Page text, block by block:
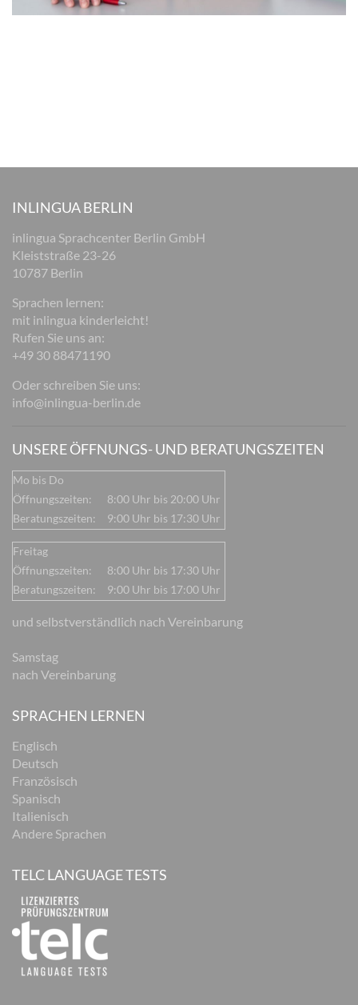
INLINGUA BERLIN
inlingua Sprachcenter Berlin GmbH
Kleiststraße 23-26
10787 Berlin
Sprachen lernen:
mit inlingua kinderleicht!
Rufen Sie uns an:
+49 30 88471190
Oder schreiben Sie uns:
info@inlingua-berlin.de
UNSERE ÖFFNUNGS- UND BERATUNGSZEITEN
Mo bis Do
Öffnungszeiten:
8:00 Uhr bis 20:00 Uhr
Beratungszeiten:
9:00 Uhr bis 17:30 Uhr
Freitag
Öffnungszeiten:
8:00 Uhr bis 17:30 Uhr
Beratungszeiten:
9:00 Uhr bis 17:00 Uhr
und selbstverständlich nach Vereinbarung
Samstag
nach Vereinbarung
SPRACHEN LERNEN
Englisch
Deutsch
Französisch
Spanisch
Italienisch
Andere Sprachen
TELC LANGUAGE TESTS